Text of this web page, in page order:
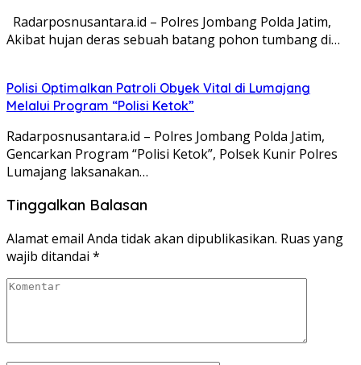
Radarposnusantara.id – Polres Jombang Polda Jatim,
Akibat hujan deras sebuah batang pohon tumbang di…
Polisi Optimalkan Patroli Obyek Vital di Lumajang
Melalui Program “Polisi Ketok”
Radarposnusantara.id – Polres Jombang Polda Jatim,
Gencarkan Program “Polisi Ketok”, Polsek Kunir Polres
Lumajang laksanakan…
Tinggalkan Balasan
Alamat email Anda tidak akan dipublikasikan. Ruas yang
wajib ditandai *